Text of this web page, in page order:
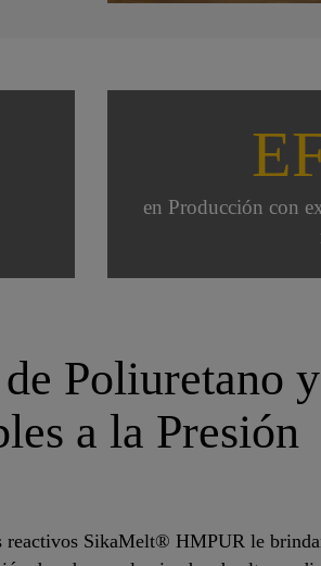
en Producción con
Poliuretano
a la Presión
reactivos SikaMelt® HMPUR le